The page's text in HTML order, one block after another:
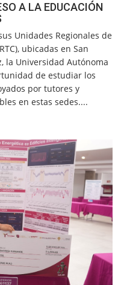
A LA EDUCACIÓN
Unidades Regionales de
ubicadas en San
la Universidad Autónoma
de estudiar los
por tutores y
en estas sedes....